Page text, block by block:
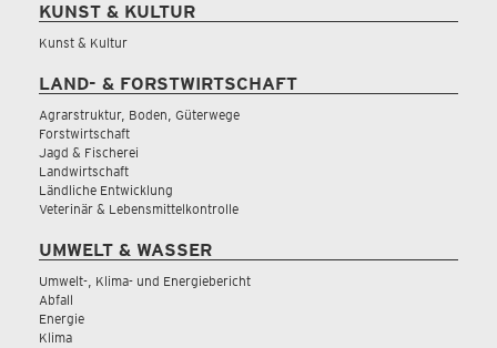
KUNST & KULTUR
Kunst & Kultur
LAND- & FORSTWIRTSCHAFT
Agrarstruktur, Boden, Güterwege
Forstwirtschaft
Jagd & Fischerei
Landwirtschaft
Ländliche Entwicklung
Veterinär & Lebensmittelkontrolle
UMWELT & WASSER
Umwelt-, Klima- und Energiebericht
Abfall
Energie
Klima